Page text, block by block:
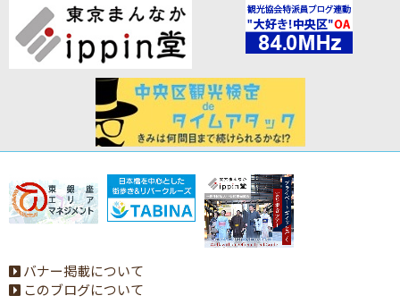
バナー掲載について
このブログについて